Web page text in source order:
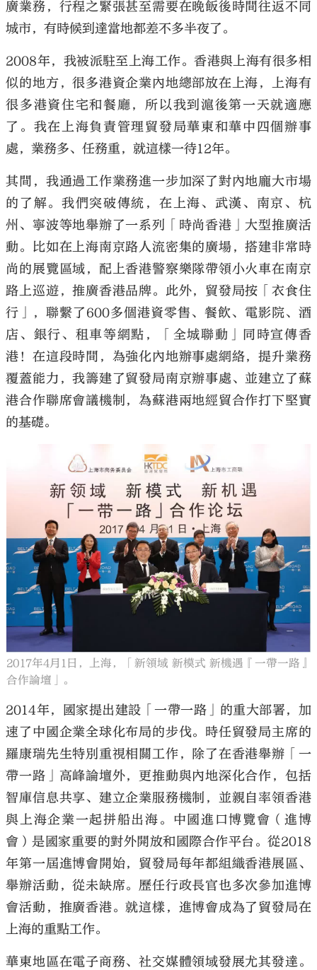
廣業務，行程之緊張甚至需要在晚飯後時間往返不同
城市，有時候到達當地都差不多半夜了。
2008年，我被派駐至上海工作。香港與上海有很多相
似的地方，很多港資企業內地總部放在上海，上海有
很多港資住宅和餐廳，所以我到滬後第一天就適應
了。我在上海負責管理貿發局華東和華中四個辦事
處，業務多、任務重，就這樣一待12年。
其間，我通過工作業務進一步加深了對內地龐大市場
的了解。我們突破傳統，在上海、武漢、南京、杭
州、寧波等地舉辦了一系列「時尚香港」大型推廣活
動。比如在上海南京路人流密集的廣場，搭建非常時
尚的展覽區域，配上香港警察樂隊帶領小火車在南京
路上巡遊，推廣香港品牌。此外，貿發局按「衣食住
行」，聯繫了600多個港資零售、餐飲、電影院、酒
店、銀行、租車等網點，「全城聯動」同時宣傳香
港！在這段時間，為強化內地辦事處網絡，提升業務
覆蓋能力，我籌建了貿發局南京辦事處、並建立了蘇
港合作聯席會議機制，為蘇港兩地經貿合作打下堅實
的基礎。
2017年4月1日，上海，「新領域 新模式 新機遇『一帶一路』
合作論壇」。
2014年，國家提出建設「一帶一路」的重大部署，加
速了中國企業全球化布局的步伐。時任貿發局主席的
羅康瑞先生特別重視相關工作，除了在香港舉辦「一
帶一路」高峰論壇外，更推動與內地深化合作，包括
智庫信息共享、建立企業服務機制，並親自率領香港
與上海企業一起拼船出海。中國進口博覽會（進博
會）是國家重要的對外開放和國際合作平台。從2018
年第一屆進博會開始，貿發局每年都組織香港展區、
舉辦活動，從未缺席。歷任行政長官也多次參加進博
會活動，推廣香港。就這樣，進博會成為了貿發局在
上海的重點工作。
華東地區在電子商務、社交媒體領域發展尤其發達。